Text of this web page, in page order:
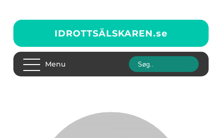
IDROTTSÄLSKAREN.se
Menu